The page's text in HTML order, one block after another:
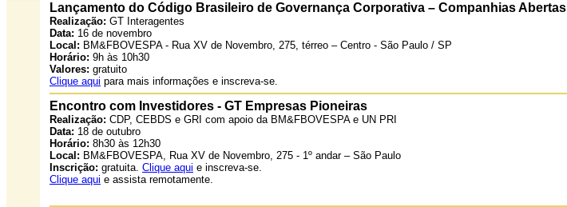
Lançamento do Código Brasileiro de Governança Corporativa – Companhias Abertas
Realização: GT Interagentes
Data: 16 de novembro
Local: BM&FBOVESPA - Rua XV de Novembro, 275, térreo – Centro - São Paulo / SP
Horário: 9h às 10h30
Valores: gratuito
Clique aqui para mais informações e inscreva-se.
Encontro com Investidores - GT Empresas Pioneiras
Realização: CDP, CEBDS e GRI com apoio da BM&FBOVESPA e UN PRI
Data: 18 de outubro
Horário: 8h30 às 12h30
Local: BM&FBOVESPA, Rua XV de Novembro, 275 - 1º andar – São Paulo
Inscrição: gratuita. Clique aqui e inscreva-se.
Clique aqui e assista remotamente.